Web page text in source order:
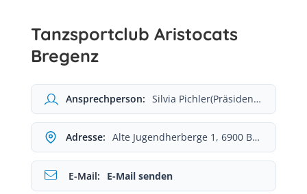
Tanzsportclub Aristocats
Bregenz
Ansprechperson: Silvia Pichler(Präsidentin)
Adresse: Alte Jugendherberge 1, 6900 Bregenz
E-Mail: E-Mail senden